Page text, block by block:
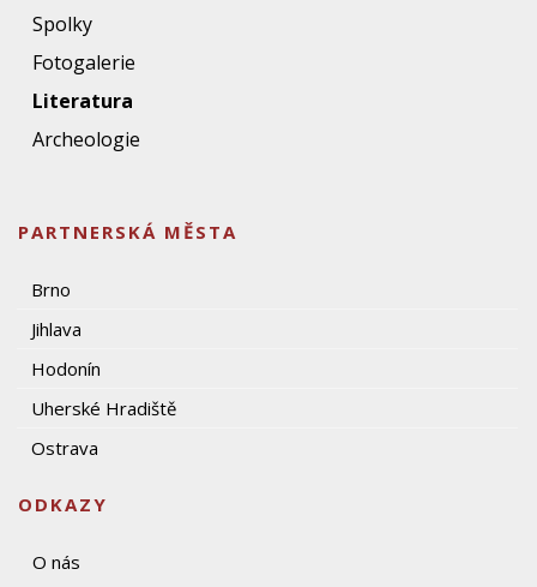
Spolky
Fotogalerie
Literatura
Archeologie
PARTNERSKÁ MĚSTA
Brno
Jihlava
Hodonín
Uherské Hradiště
Ostrava
ODKAZY
O nás